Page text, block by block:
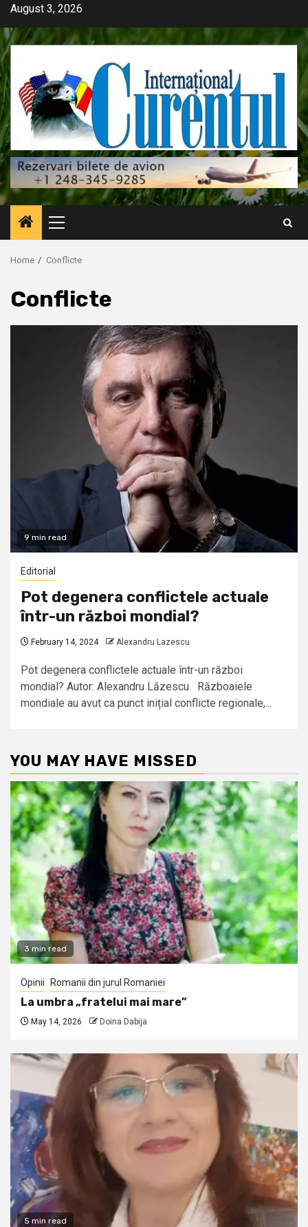
Skip
content
August 3, 2026
Primary
Menu
Home Conflicte
Conflicte
9 min read
Editorial
Pot degenera conflictele actuale
într-un război mondial?
February 14, 2024 Alexandru Lazescu
Pot degenera conflictele actuale într-un război
mondial? Autor: Alexandru Lăzescu Războaiele
mondiale au avut ca punct inițial conflicte regionale,...
YOU MAY HAVE MISSED
3 min read
Opinii Romanii din jurul Romaniei
La umbra „fratelui mai mare”
May 14, 2026 Doina Dabija
5 min read